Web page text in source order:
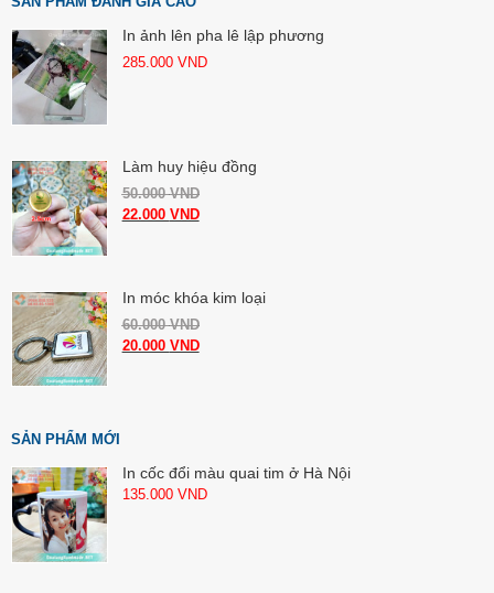
In ảnh lên pha lê lập phương
285.000 VND
Làm huy hiệu đồng
50.000VND
22.000 VND
In móc khóa kim loại
60.000VND
20.000 VND
SẢN PHẨM MỚI
In cốc đổi màu quai tim ở Hà Nội
135.000 VND